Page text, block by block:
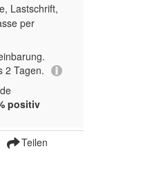
Lastschrift,
per
2 Tagen.
positiv
Teilen